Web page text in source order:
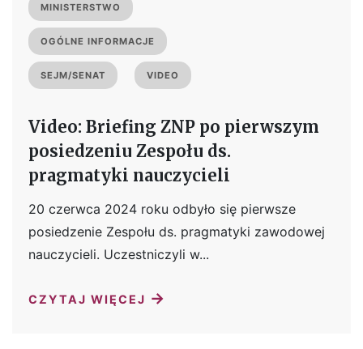
MINISTERSTWO
OGÓLNE INFORMACJE
SEJM/SENAT VIDEO
Video: Briefing ZNP po pierwszym
posiedzeniu Zespołu ds.
pragmatyki nauczycieli
20 czerwca 2024 roku odbyło się pierwsze
posiedzenie Zespołu ds. pragmatyki zawodowej
nauczycieli. Uczestniczyli w...
CZYTAJ WIĘCEJ →